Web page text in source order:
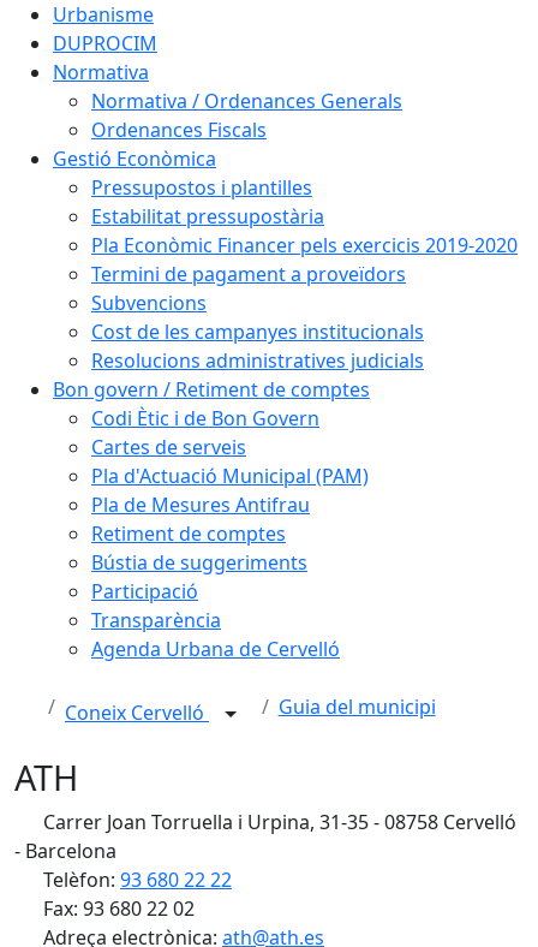
Urbanisme
DUPROCIM
Normativa
Normativa / Ordenances Generals
Ordenances Fiscals
Gestió Econòmica
Pressupostos i plantilles
Estabilitat pressupostària
Pla Econòmic Financer pels exercicis 2019-2020
Termini de pagament a proveïdors
Subvencions
Cost de les campanyes institucionals
Resolucions administratives judicials
Bon govern / Retiment de comptes
Codi Ètic i de Bon Govern
Cartes de serveis
Pla d'Actuació Municipal (PAM)
Pla de Mesures Antifrau
Retiment de comptes
Bústia de suggeriments
Participació
Transparència
Agenda Urbana de Cervelló
Coneix Cervelló Guia del municipi
ATH
Carrer Joan Torruella i Urpina, 31-35 - 08758 Cervelló
- Barcelona
Telèfon: 93 680 22 22
Fax: 93 680 22 02
Adreça electrònica: ath@ath.es